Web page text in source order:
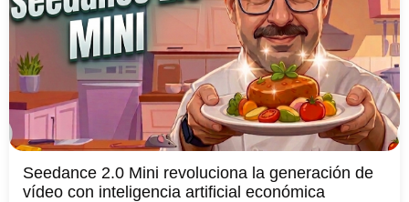
Seedance 2.0 Mini revoluciona la generación de
vídeo con inteligencia artificial económica